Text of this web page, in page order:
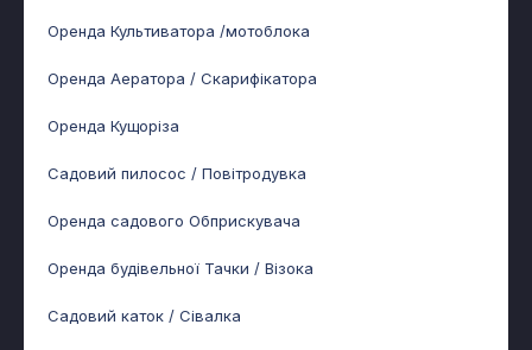
Оренда Культиватора /мотоблока
Оренда Аератора / Скарифікатора
Оренда Кущоріза
Садовий пилосос / Повітродувка
Оренда садового Обприскувача
Оренда будівельної Тачки / Візока
Садовий каток / Сівалка